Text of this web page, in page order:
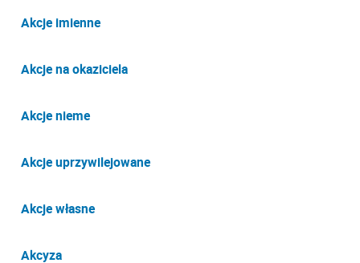
Akcje imienne
Akcje na okaziciela
Akcje nieme
Akcje uprzywilejowane
Akcje własne
Akcyza